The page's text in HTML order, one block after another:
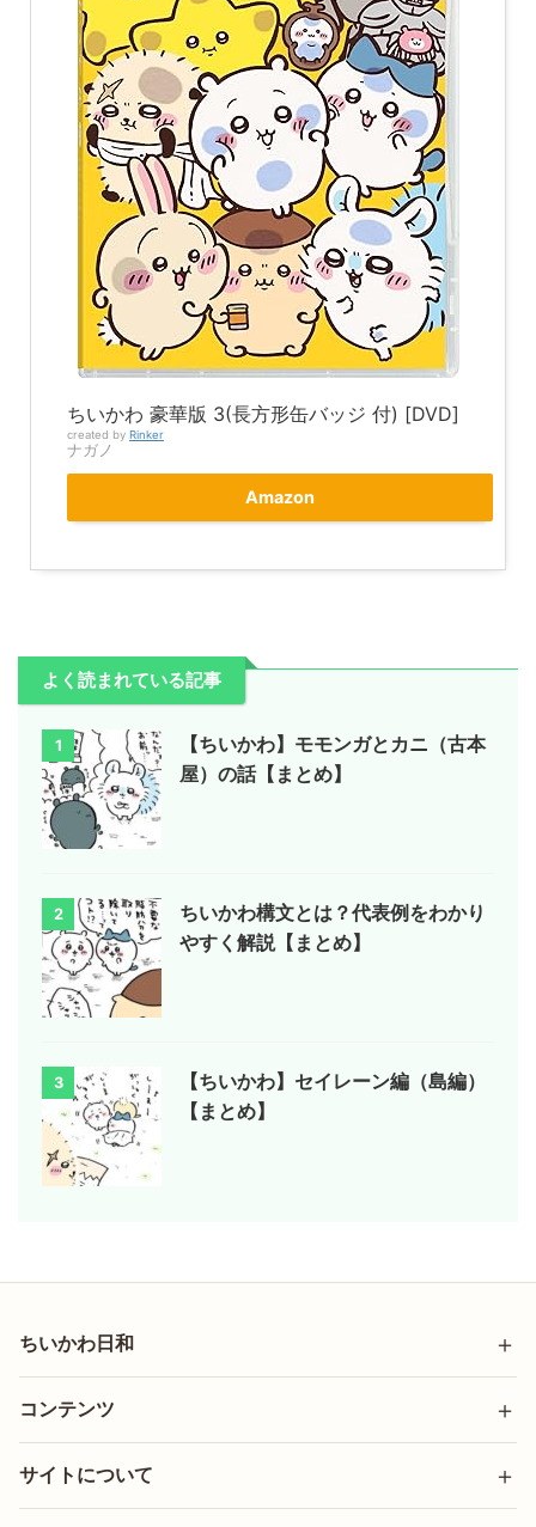
ちいかわ 豪華版 3(長方形缶バッジ 付) [DVD]
created by Rinker
ナガノ
Amazon
よく読まれている記事
1
【ちいかわ】モモンガとカニ（古本
屋）の話【まとめ】
2
ちいかわ構文とは？代表例をわかり
やすく解説【まとめ】
3
【ちいかわ】セイレーン編（島編）
【まとめ】
ちいかわ日和
コンテンツ
サイトについて